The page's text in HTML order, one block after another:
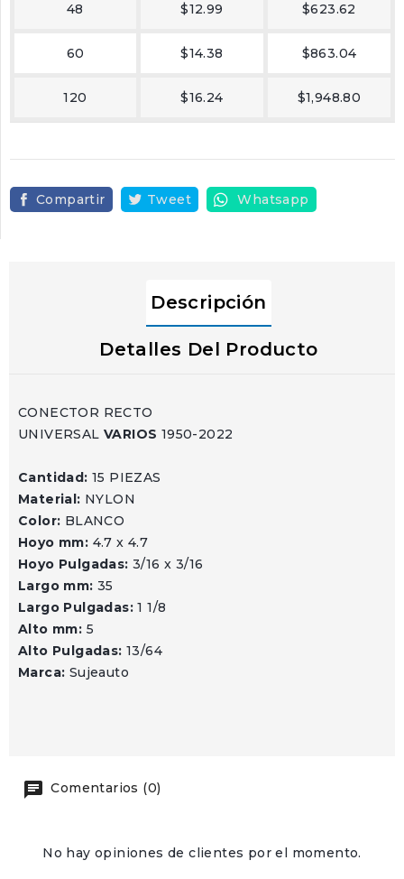
48 $12.99 $623.62
60 $14.38 $863.04
120 $16.24 $1,948.80
Compartir Tweet Whatsapp
Descripción
Detalles Del Producto
CONECTOR RECTO
UNIVERSAL VARIOS 1950-2022
Cantidad: 15 PIEZAS
Material: NYLON
Color: BLANCO
Hoyo mm: 4.7 x 4.7
Hoyo Pulgadas: 3/16 x 3/16
Largo mm: 35
Largo Pulgadas:1 1/8
Alto mm: 5
Alto Pulgadas: 13/64
Marca: Sujeauto
Comentarios (0)
No hay opiniones de clientes por el momento.